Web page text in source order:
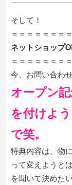
そして！
＝＝＝＝＝＝＝
ネットショップ
＝＝＝＝＝＝＝
今、お問い合わ
オープン
を付けよ
で笑。
特典内容は、物
って変えようと
を聞いて決めた